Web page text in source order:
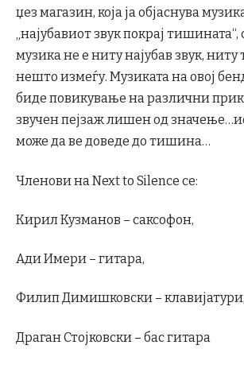
џез магазин, која ја објаснува
„најубавиот звук покрај
музика не е ниту најубав звук,
нешто измеѓу. Музиката на овој
биде повикување на различни
звучен пејзаж лишен од
може да ве доведе до тишина…
Членови на Next to Silence се:
Кирил Кузманов – саксофон,
Ади Имери – гитара,
Филип Димишковски – клавијатури,
Драган Стојковски – бас гитара